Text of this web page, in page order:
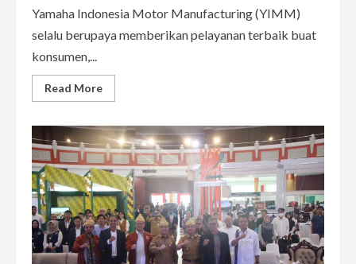
Yamaha Indonesia Motor Manufacturing (YIMM)
selalu berupaya memberikan pelayanan terbaik buat
konsumen,...
Read MoreRead
more
Teknisi
Kelas
Dunia,
Yamaha
Kembali
Gelar
Indonesia
Technician
Grand
Prix,
“Being
Trust